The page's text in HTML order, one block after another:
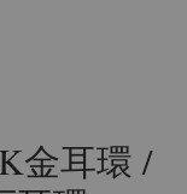
金耳環 /